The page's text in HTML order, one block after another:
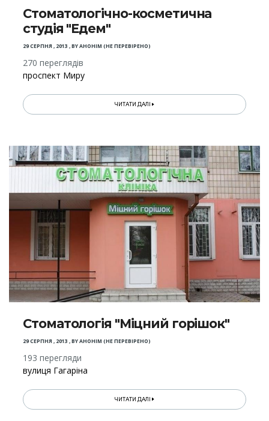
Стоматологічно-косметична
студія "Едем"
29 СЕРПНЯ , 2013 ,BYАНОНІМ (НЕ ПЕРЕВІРЕНО)
270 переглядів
проспект Миру
ЧИТАТИ ДАЛІ
Стоматологія "Міцний горішок"
29 СЕРПНЯ , 2013 ,BYАНОНІМ (НЕ ПЕРЕВІРЕНО)
193 перегляди
вулиця Гагаріна
ЧИТАТИ ДАЛІ